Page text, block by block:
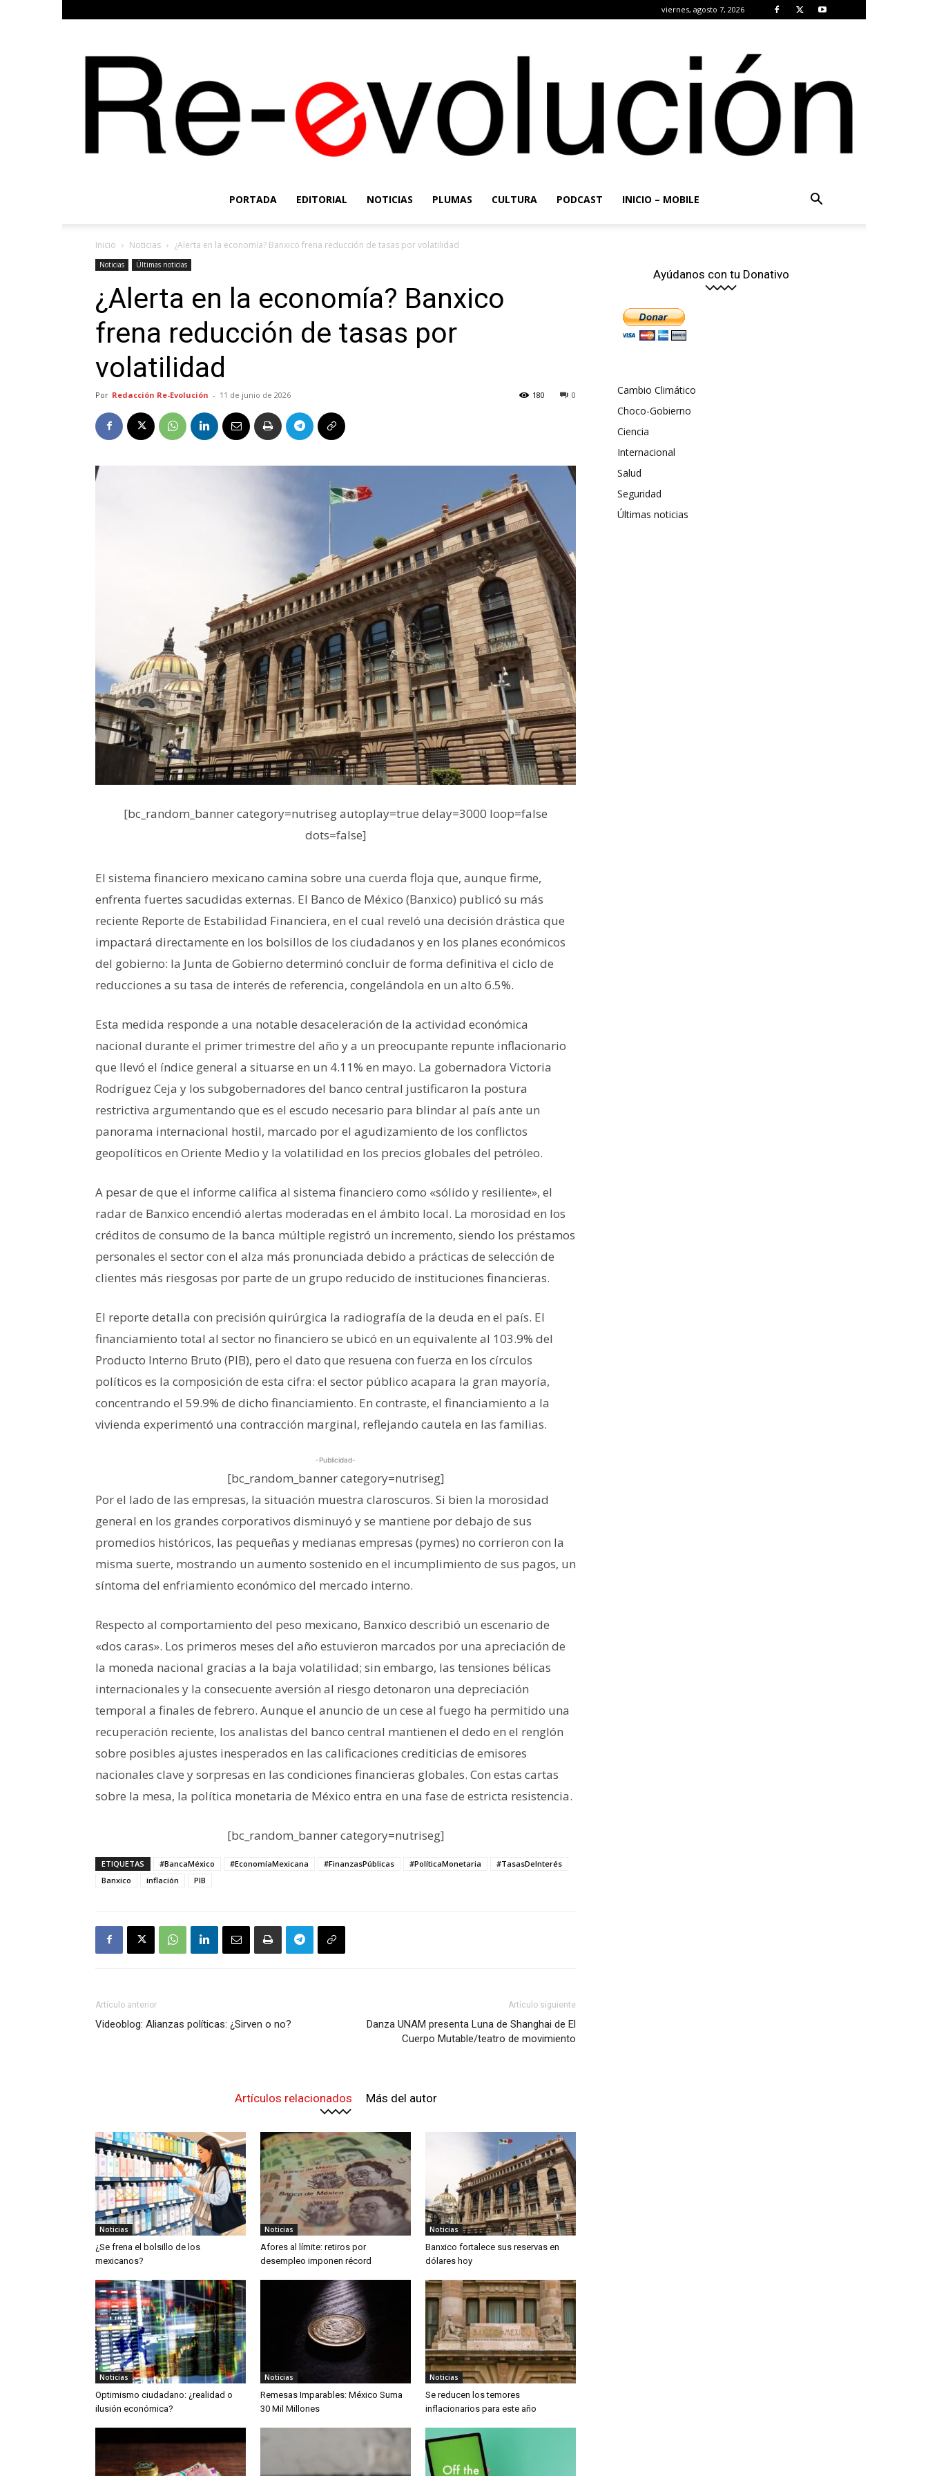
viernes, agosto 7, 2026
Evolución
PORTADA EDITORIAL NOTICIAS PLUMAS CULTURA PODCAST INICIO – MOBILE
Inicio Noticias ¿Alerta en la economía? Banxico frena reducción de tasas por volatilidad
Noticias Últimas noticias
¿Alerta en la economía? Banxico
frena reducción de tasas por
volatilidad
Por Redacción Re-Evolución - 11 de junio de 2026 0
180
[bc_random_banner category=nutriseg autoplay=true delay=3000 loop=false
dots=false]
El sistema financiero mexicano camina sobre una cuerda floja que, aunque firme,
enfrenta fuertes sacudidas externas. El Banco de México (Banxico) publicó su más
reciente Reporte de Estabilidad Financiera, en el cual reveló una decisión drástica que
impactará directamente en los bolsillos de los ciudadanos y en los planes económicos
del gobierno: la Junta de Gobierno determinó concluir de forma definitiva el ciclo de
reducciones a su tasa de interés de referencia, congelándola en un alto 6.5%.
Esta medida responde a una notable desaceleración de la actividad económica
nacional durante el primer trimestre del año y a un preocupante repunte inflacionario
que llevó el índice general a situarse en un 4.11% en mayo. La gobernadora Victoria
Rodríguez Ceja y los subgobernadores del banco central justificaron la postura
restrictiva argumentando que es el escudo necesario para blindar al país ante un
panorama internacional hostil, marcado por el agudizamiento de los conflictos
geopolíticos en Oriente Medio y la volatilidad en los precios globales del petróleo.
A pesar de que el informe califica al sistema financiero como «sólido y resiliente», el
radar de Banxico encendió alertas moderadas en el ámbito local. La morosidad en los
créditos de consumo de la banca múltiple registró un incremento, siendo los préstamos
personales el sector con el alza más pronunciada debido a prácticas de selección de
clientes más riesgosas por parte de un grupo reducido de instituciones financieras.
El reporte detalla con precisión quirúrgica la radiografía de la deuda en el país. El
financiamiento total al sector no financiero se ubicó en un equivalente al 103.9% del
Producto Interno Bruto (PIB), pero el dato que resuena con fuerza en los círculos
políticos es la composición de esta cifra: el sector público acapara la gran mayoría,
concentrando el 59.9% de dicho financiamiento. En contraste, el financiamiento a la
vivienda experimentó una contracción marginal, reflejando cautela en las familias.
-Publicidad-
[bc_random_banner category=nutriseg]
Por el lado de las empresas, la situación muestra claroscuros. Si bien la morosidad
general en los grandes corporativos disminuyó y se mantiene por debajo de sus
promedios históricos, las pequeñas y medianas empresas (pymes) no corrieron con la
misma suerte, mostrando un aumento sostenido en el incumplimiento de sus pagos, un
síntoma del enfriamiento económico del mercado interno.
Respecto al comportamiento del peso mexicano, Banxico describió un escenario de
«dos caras». Los primeros meses del año estuvieron marcados por una apreciación de
la moneda nacional gracias a la baja volatilidad; sin embargo, las tensiones bélicas
internacionales y la consecuente aversión al riesgo detonaron una depreciación
temporal a finales de febrero. Aunque el anuncio de un cese al fuego ha permitido una
recuperación reciente, los analistas del banco central mantienen el dedo en el renglón
sobre posibles ajustes inesperados en las calificaciones crediticias de emisores
nacionales clave y sorpresas en las condiciones financieras globales. Con estas cartas
sobre la mesa, la política monetaria de México entra en una fase de estricta resistencia.
[bc_random_banner category=nutriseg]
ETIQUETAS #BancaMéxico #EconomíaMexicana #FinanzasPúblicas #PolíticaMonetaria
#TasasDeInterés
Banxico
inflación PIB
Artículo anterior
Videoblog: Alianzas políticas: ¿Sirven o no?
Artículo siguiente
Danza UNAM presenta Luna de Shanghai de El
Cuerpo Mutable/teatro de movimiento
Artículos relacionados Más del autor
Noticias
¿Se frena el bolsillo de los
mexicanos?
Noticias
Afores al límite: retiros por
desempleo imponen récord
Noticias
Banxico fortalece sus reservas en
dólares hoy
Noticias
Optimismo ciudadano: ¿realidad o
ilusión económica?
Noticias
Remesas Imparables: México Suma
30 Mil Millones
Noticias
Se reducen los temores
inflacionarios para este año
Ayúdanos con tu Donativo
Cambio Climático
Choco-Gobierno
Ciencia
Internacional
Salud
Seguridad
Últimas noticias